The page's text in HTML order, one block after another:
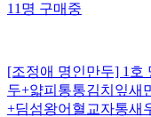
11명구매중
[조정애 명인만두] 1호
두+얇피통통김치잎새
+딤섬왕어혈교자통새